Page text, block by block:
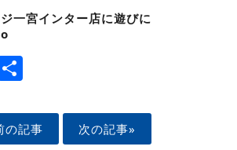
一宮インター店に遊びに
Share
の記事 次の記事»